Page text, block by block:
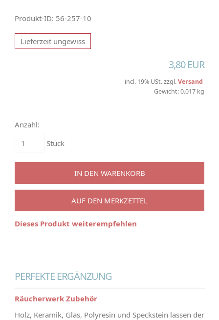
Produkt-ID: 56-257-10
Lieferzeit ungewiss
3,80 EUR
incl. 19% USt. zzgl.Versand
Gewicht: 0.017 kg
Anzahl:
Stück
IN DEN WARENKORB
AUF DEN MERKZETTEL
Dieses Produkt weiterempfehlen
PERFEKTE ERGÄNZUNG
Räucherwerk Zubehör
Holz, Keramik, Glas, Polyresin und Speckstein lassen der